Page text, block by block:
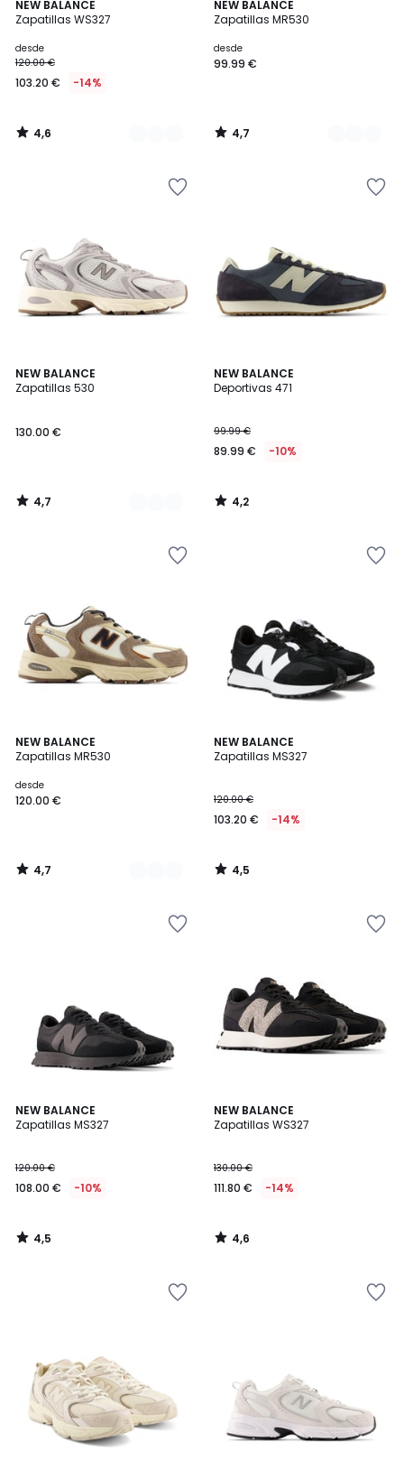
NEW BALANCE
Zapatillas WS327
desde
120.00 €
103.20 € -14%
4,6
/ 5
3
Colores
4,6
/
NEW BALANCE
Zapatillas MR530
desde
99.99 €
4,7
/ 5
2
Colores
4,7
/
NEW BALANCE
Zapatillas 530
130.00 €
4,7
/ 5
3
Colores
4,7
/
NEW BALANCE
Deportivas 471
99.99 €
89.99 € -10%
4,2
/ 5
4,2
/
NEW BALANCE
Zapatillas MR530
desde
120.00 €
4,7
/ 5
2
Colores
4,7
/
NEW BALANCE
Zapatillas MS327
120.00 €
103.20 € -14%
4,5
/ 5
4,5
/
NEW BALANCE
Zapatillas MS327
120.00 €
108.00 € -10%
4,5
/ 5
4,5
/
NEW BALANCE
Zapatillas WS327
130.00 €
111.80 € -14%
4,6
/ 5
4,6
/